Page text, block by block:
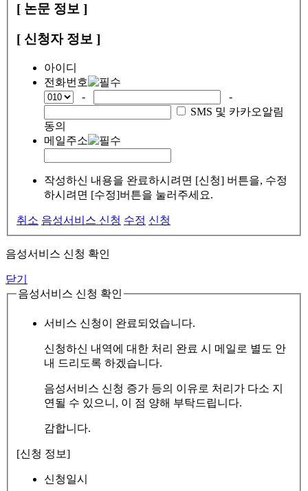
[ 논문 정보 ]
[ 신청자 정보 ]
아이디
전화번호
-
-
SMS 및 카카오알림
동의
메일주소
작성하신 내용을 완료하시려면 [신청] 버튼을, 수정
하시려면 [수정]버튼을 눌러주세요.
취소 음성서비스 신청 수정 신청
음성서비스 신청 확인
닫기
음성서비스 신청 확인
서비스 신청이 완료되었습니다.
신청하신 내역에 대한 처리 완료 시 메일로 별도 안
내 드리도록 하겠습니다.
음성서비스 신청 증가 등의 이유로 처리가 다소 지
연될 수 있으니, 이 점 양해 부탁드립니다.
감합니다.
[신청 정보]
신청일시